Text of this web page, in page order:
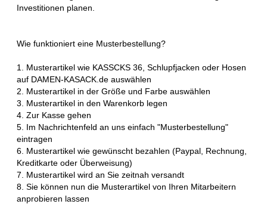
Investitionen planen.
Wie funktioniert eine Musterbestellung?
1. Musterartikel wie KASSCKS 36, Schlupfjacken oder Hosen
auf DAMEN-KASACK.de auswählen
2. Musterartikel in der Größe und Farbe auswählen
3. Musterartikel in den Warenkorb legen
4. Zur Kasse gehen
5. Im Nachrichtenfeld an uns einfach "Musterbestellung"
eintragen
6. Musterartikel wie gewünscht bezahlen (Paypal, Rechnung,
Kreditkarte oder Überweisung)
7. Musterartikel wird an Sie zeitnah versandt
8. Sie können nun die Musterartikel von Ihren Mitarbeitern
anprobieren lassen